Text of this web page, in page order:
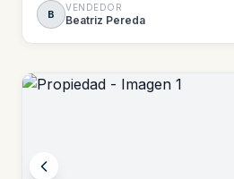
B
VENDEDOR
Beatriz Pereda